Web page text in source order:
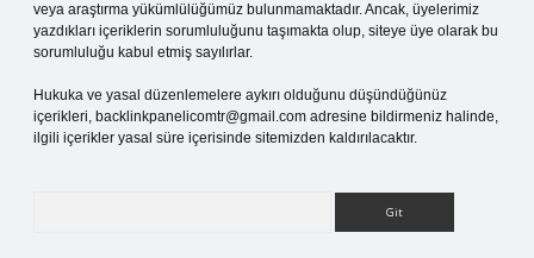
veya araştırma yükümlülüğümüz bulunmamaktadır. Ancak, üyelerimiz
yazdıkları içeriklerin sorumluluğunu taşımakta olup, siteye üye olarak bu
sorumluluğu kabul etmiş sayılırlar.
Hukuka ve yasal düzenlemelere aykırı olduğunu düşündüğünüz
içerikleri, backlinkpanelicomtr@gmail.com adresine bildirmeniz halinde,
ilgili içerikler yasal süre içerisinde sitemizden kaldırılacaktır.